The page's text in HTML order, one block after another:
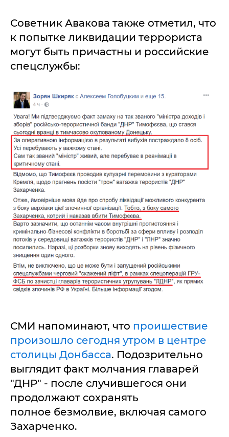
Советник Авакова также отметил, что
к попытке ликвидации террориста
могут быть причастны и российские
спецслужбы:
СМИ напоминают, что проишествие
произошло сегодня утром в центре
столицы Донбасса. Подозрительно
выглядит факт молчания главарей
"ДНР" - после случившегося они
продолжают сохранять
полное безмолвие, включая самого
Захарченко.